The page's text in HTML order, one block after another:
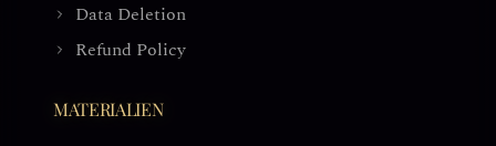
Data Deletion
Refund Policy
MATERIALIEN